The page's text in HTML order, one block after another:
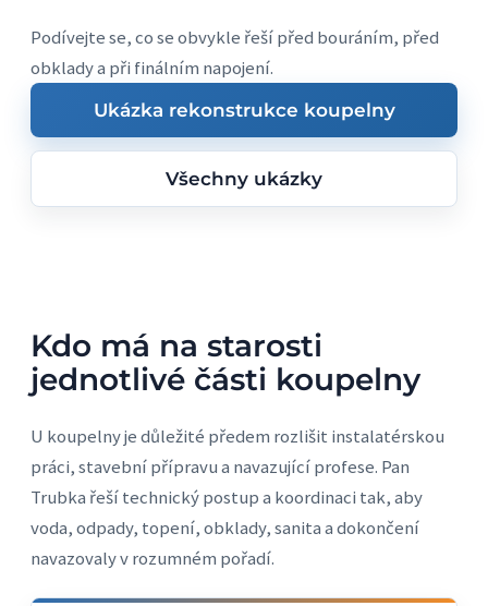
Podívejte se, co se obvykle řeší před bouráním, před
obklady a při finálním napojení.
Ukázka rekonstrukce koupelny
Všechny ukázky
Kdo má na starosti
jednotlivé části koupelny
U koupelny je důležité předem rozlišit instalatérskou
práci, stavební přípravu a navazující profese. Pan
Trubka řeší technický postup a koordinaci tak, aby
voda, odpady, topení, obklady, sanita a dokončení
navazovaly v rozumném pořadí.